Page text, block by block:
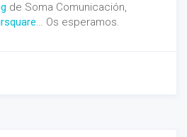
de Soma Comunicación,
… Os esperamos.